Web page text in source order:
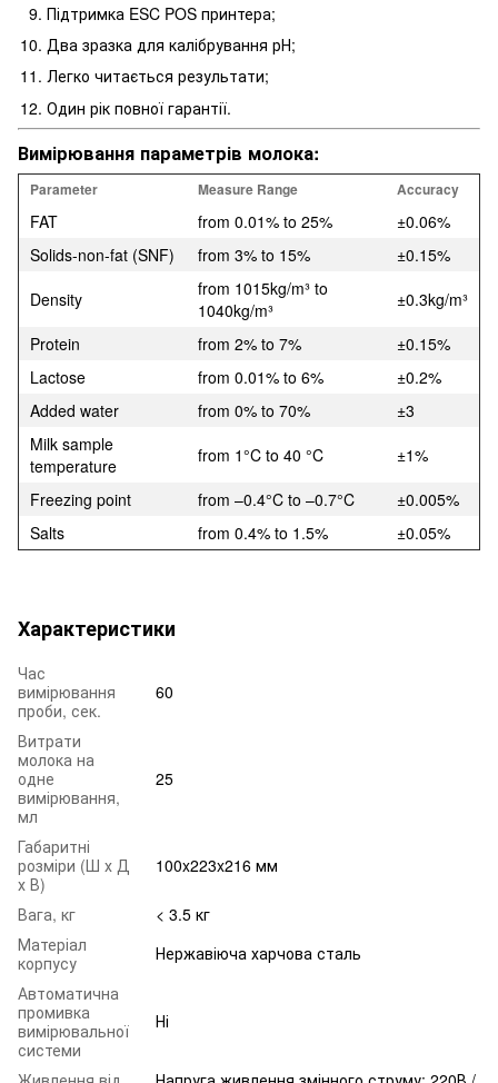
Підтримка ESC POS принтера;
Два зразка для калібрування рН;
Легко читається результати;
Один рік повної гарантії.
Вимірювання параметрів молока:
Parameter Measure Range Accuracy
FAT from 0.01% to 25%
±0.06%
Solids-non-fat (SNF)
from 3% to 15%
±0.15%
Density
from 1015kg/m³ to
1040kg/m³
±0.3kg/m³
Protein
from 2% to 7%
±0.15%
Lactose
from 0.01% to 6%
±0.2%
Added water
from 0% to 70%
±3
Milk sample
temperature
from 1°C to 40 °C
±1%
Freezing point
from –0.4°C to –0.7°C
±0.005%
Salts
from 0.4% to 1.5% ±0.05%
Характеристики
Час
вимірювання
проби, сек.
60
Витрати
молока на
одне
вимірювання,
мл
25
Габаритні
розміри (Ш х Д
х В)
100x223x216 мм
Вага, кг
< 3.5 кг
Матеріал
корпусу
Нержавіюча харчова сталь
Автоматична
промивка
вимірювальної
системи
Ні